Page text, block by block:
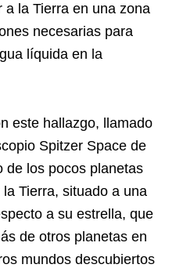
a la Tierra en una zona
necesarias para
líquida en la
este hallazgo, llamado
Spitzer Space de
de los pocos planetas
Tierra, situado a una
a su estrella, que
de otros planetas en
mundos descubiertos